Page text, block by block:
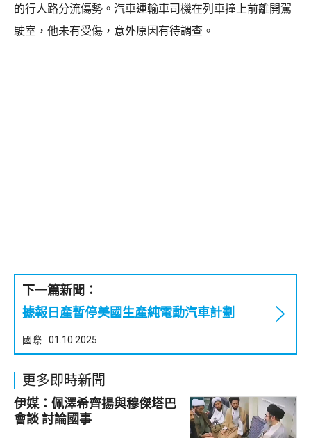
的行人路分流傷勢。汽車運輸車司機在列車撞上前離開駕
駛室，他未有受傷，意外原因有待調查。
下一篇新聞：
據報日產暫停美國生產純電動汽車計劃
國際 01.10.2025
更多即時新聞
伊媒：佩澤希齊揚與穆傑塔巴
會談 討論國事